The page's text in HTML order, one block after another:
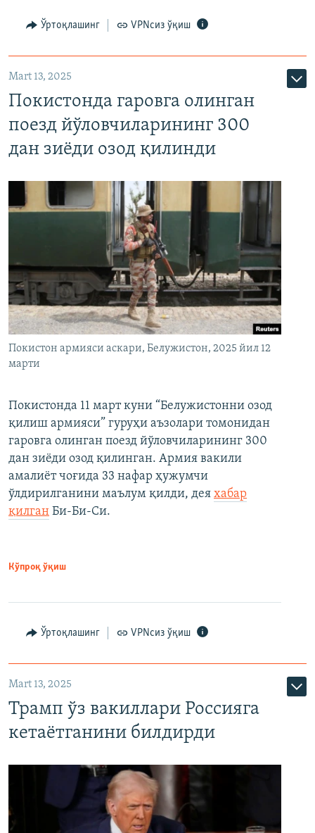
Ўртоқлашинг VPNсиз ўқиш
Mart 13, 2025
Покистонда гаровга олинган
поезд йўловчиларининг 300
дан зиёди озод қилинди
Покистон армияси аскари, Белужистон, 2025 йил 12
марти
Покистонда 11 март куни “Белужистонни озод
қилиш армияси” гуруҳи аъзолари томонидан
гаровга олинган поезд йўловчиларининг 300
дан зиёди озод қилинган. Армия вакили
амалиёт чоғида 33 нафар ҳужумчи
ўлдирилганини маълум қилди, дея хабар
қилган Би-Би-Си.
Кўпроқ ўқиш
Ўртоқлашинг VPNсиз ўқиш
Mart 13, 2025
Трамп ўз вакиллари Россияга
кетаётганини билдирди